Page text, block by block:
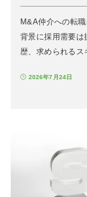
M&A仲介への転
背景に採用需要は
歴、求められる
2026年7月24日